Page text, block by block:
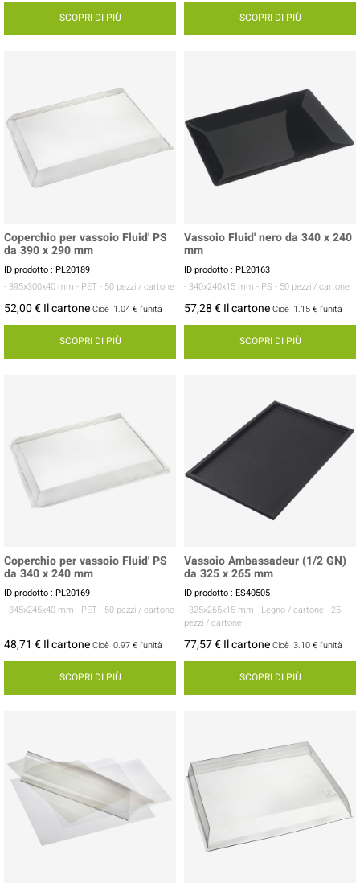
SCOPRI DI PIÙ SCOPRI DI PIÙ
Coperchio per vassoio Fluid' PS
da 390 x 290 mm
ID prodotto : PL20189
- 395x300x40 mm - PET - 50 pezzi / cartone
52,00 € Il cartoneCioè 1.04 € l'unità
SCOPRI DI PIÙ
Vassoio Fluid' nero da 340 x 240
mm
ID prodotto : PL20163
- 340x240x15 mm - PS - 50 pezzi / cartone
57,28 € Il cartoneCioè 1.15 € l'unità
SCOPRI DI PIÙ
Coperchio per vassoio Fluid' PS
da 340 x 240 mm
ID prodotto : PL20169
- 345x245x40 mm - PET - 50 pezzi / cartone
48,71 € Il cartoneCioè 0.97 € l'unità
SCOPRI DI PIÙ
Vassoio Ambassadeur (1/2 GN)
da 325 x 265 mm
ID prodotto : ES40505
- 325x265x15 mm - Legno / cartone - 25
pezzi / cartone
77,57 € Il cartoneCioè 3.10 € l'unità
SCOPRI DI PIÙ